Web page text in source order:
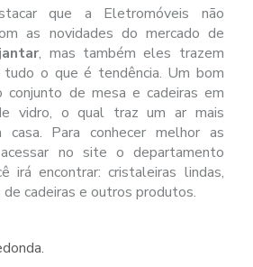
que a Eletromóveis não
as novidades do mercado de
, mas também eles trazem
o que é tendência. Um bom
de mesa e cadeiras em
vidro, o qual traz um ar mais
Para conhecer melhor as
no site o departamento
irá encontrar: cristaleiras lindas,
cadeiras e outros produtos.